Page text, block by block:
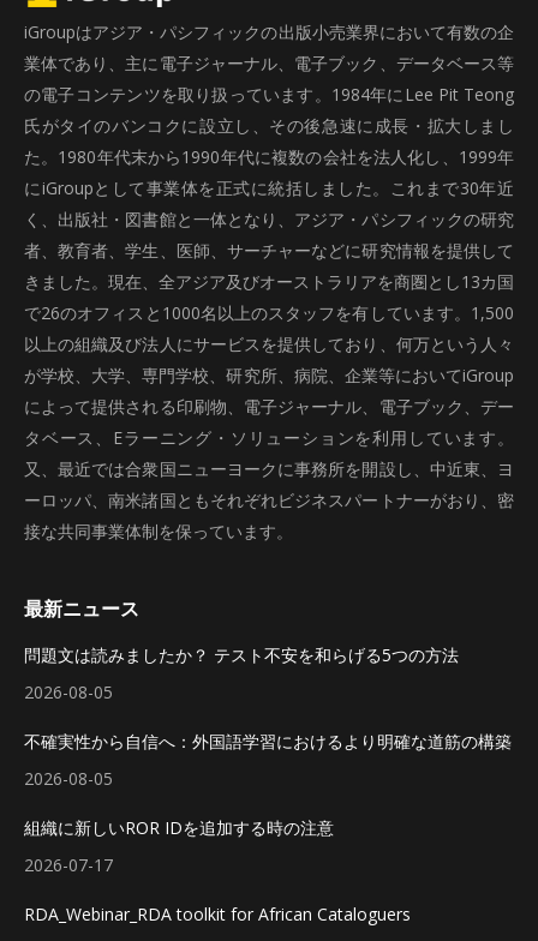
iGroupはアジア・パシフィックの出版小売業界において有数の企
業体であり、主に電子ジャーナル、電子ブック、データベース等
の電子コンテンツを取り扱っています。1984年にLee Pit Teong
氏がタイのバンコクに設立し、その後急速に成長・拡大しまし
た。1980年代末から1990年代に複数の会社を法人化し、1999年
にiGroupとして事業体を正式に統括しました。これまで30年近
く、出版社・図書館と一体となり、アジア・パシフィックの研究
者、教育者、学生、医師、サーチャーなどに研究情報を提供して
きました。現在、全アジア及びオーストラリアを商圏とし13カ国
で26のオフィスと1000名以上のスタッフを有しています。1,500
以上の組織及び法人にサービスを提供しており、何万という人々
が学校、大学、専門学校、研究所、病院、企業等においてiGroup
によって提供される印刷物、電子ジャーナル、電子ブック、デー
タベース、Eラーニング・ソリューションを利用しています。
又、最近では合衆国ニューヨークに事務所を開設し、中近東、ヨ
ーロッパ、南米諸国ともそれぞれビジネスパートナーがおり、密
接な共同事業体制を保っています。
最新ニュース
問題文は読みましたか？ テスト不安を和らげる5つの方法
2026-08-05
不確実性から自信へ：外国語学習におけるより明確な道筋の構築
2026-08-05
組織に新しいROR IDを追加する時の注意
2026-07-17
RDA_Webinar_RDA toolkit for African Cataloguers